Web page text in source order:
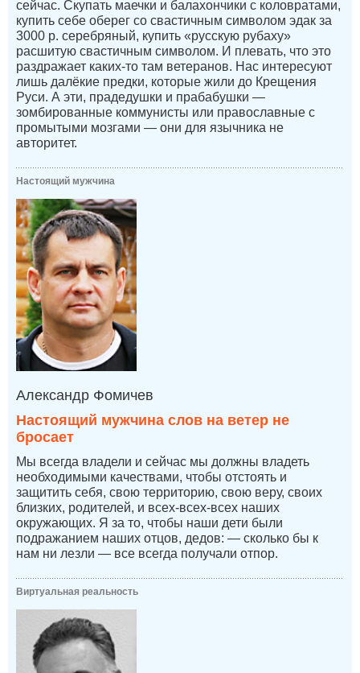
сейчас. Скупать маечки и балахончики с коловратами,
купить себе оберег со свастичным символом эдак за
3000 р. серебряный, купить «русскую рубаху»
расшитую свастичным символом. И плевать, что это
раздражает каких-то там ветеранов. Нас интересуют
лишь далёкие предки, которые жили до Крещения
Руси. А эти, прадедушки и прабабушки —
зомбированные коммунисты или православные с
промытыми мозгами — они для язычника не
авторитет.
Настоящий мужчина
Александр Фомичев
Настоящий мужчина слов на ветер не
бросает
Мы всегда владели и сейчас мы должны владеть
необходимыми качествами, чтобы отстоять и
защитить себя, свою территорию, свою веру, своих
близких, родителей, и всех-всех-всех наших
окружающих. Я за то, чтобы наши дети были
подражанием наших отцов, дедов: — сколько бы к
нам ни лезли — все всегда получали отпор.
Виртуальная реальность